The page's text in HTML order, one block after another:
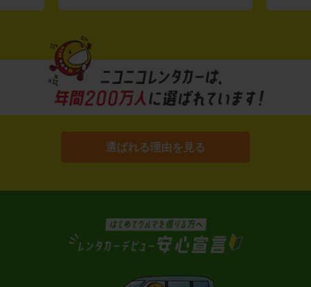
選ばれる理由を見る